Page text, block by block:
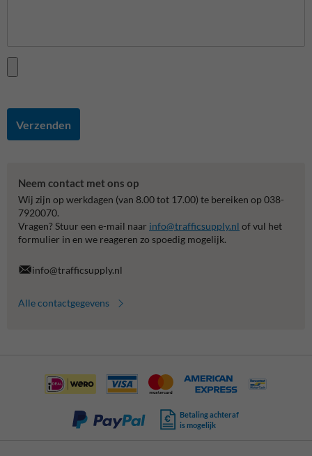
Verzenden
Neem contact met ons op
Wij zijn op werkdagen (van 8.00 tot 17.00) te bereiken op 038-
7920070.
Vragen? Stuur een e-mail naar info@trafficsupply.nl of vul het
formulier in en we reageren zo spoedig mogelijk.
info@trafficsupply.nl
Alle contactgegevens
Betaling achteraf
is mogelijk